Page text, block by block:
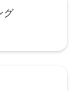
グ